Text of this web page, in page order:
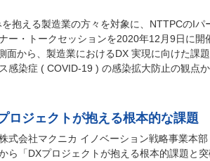
抱える製造業の方々を対象に、NTTPCのI
ー・トークセッションを2020年12月9日に
面から、製造業におけるDX 実現に向けた課
感染症 ( COVID-19 ) の感染拡大防止の観点
ロジェクトが抱える根本的な課題
式会社マクニカ イノベーション戦略事業本
ら「DXプロジェクトが抱える根本的課題と